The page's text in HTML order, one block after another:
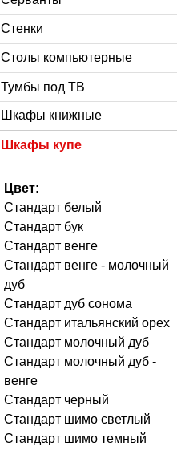
Стенки
Столы компьютерные
Тумбы под ТВ
Шкафы книжные
Шкафы купе
Цвет:
Стандарт белый
Стандарт бук
Стандарт венге
Стандарт венге - молочный
дуб
Стандарт дуб сонома
Стандарт итальянский орех
Стандарт молочный дуб
Стандарт молочный дуб -
венге
Стандарт черный
Стандарт шимо светлый
Стандарт шимо темный